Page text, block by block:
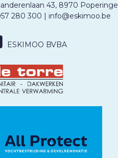
43, 8970 Poperinge
280 300
info@eskimoo.be
ESKIMOO BVBA